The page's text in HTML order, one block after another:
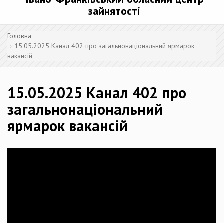
зайнятості
Головна
15.05.2025 Канал 402 про загальнонаціональний ярмарок
вакансій
15.05.2025 Канал 402 про
загальнонаціональний
ярмарок вакансій